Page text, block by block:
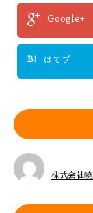
Google+
B! はてブ
株式会社